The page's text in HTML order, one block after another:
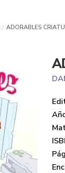
ADORABLES